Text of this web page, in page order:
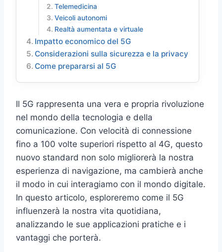
Telemedicina
Veicoli autonomi
Realtà aumentata e virtuale
Impatto economico del 5G
Considerazioni sulla sicurezza e la privacy
Come prepararsi al 5G
Il 5G rappresenta una vera e propria rivoluzione
nel mondo della tecnologia e della
comunicazione. Con velocità di connessione
fino a 100 volte superiori rispetto al 4G, questo
nuovo standard non solo migliorerà la nostra
esperienza di navigazione, ma cambierà anche
il modo in cui interagiamo con il mondo digitale.
In questo articolo, esploreremo come il 5G
influenzerà la nostra vita quotidiana,
analizzando le sue applicazioni pratiche e i
vantaggi che porterà.